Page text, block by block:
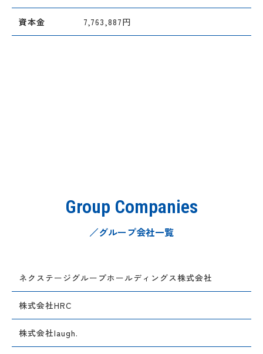
資本金 7,763,887円
Group Companies
／グループ会社一覧
ネクステージグループホールディングス株式会社
株式会社HRC
株式会社laugh.